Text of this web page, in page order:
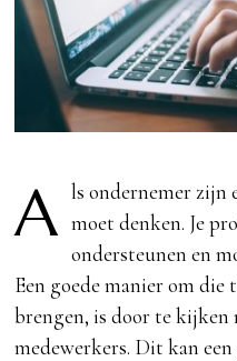
A ls ondernemer zijn
moet denken. Je
ondersteunen en
Een goede manier om die
brengen, is door te
medewerkers. Dit kan